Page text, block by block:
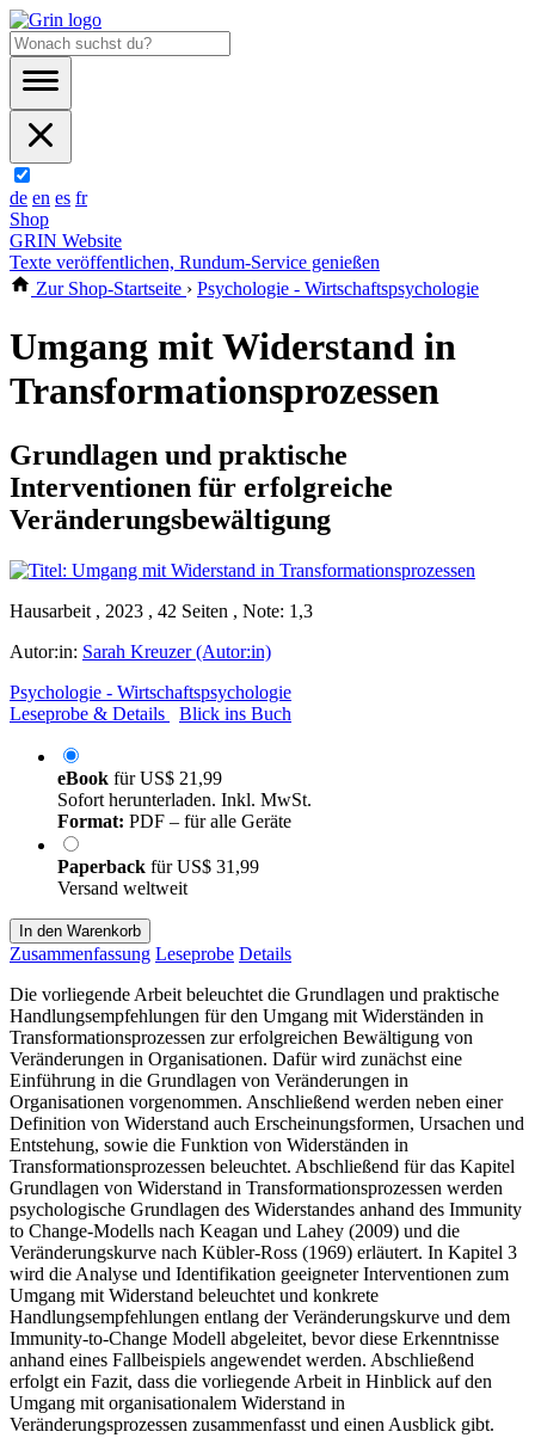
de en es fr
Shop
GRIN Website
Texte veröffentlichen, Rundum-Service genießen
Zur Shop-Startseite › Psychologie - Wirtschaftspsychologie
Umgang mit Widerstand in
Transformationsprozessen
Grundlagen und praktische
Interventionen für erfolgreiche
Veränderungsbewältigung
Hausarbeit , 2023 , 42 Seiten , Note: 1,3
Autor:in: Sarah Kreuzer (Autor:in)
Psychologie - Wirtschaftspsychologie
Leseprobe & Details
Blick ins Buch
eBook fürUS$ 21,99
Sofort herunterladen. Inkl. MwSt.
Format: PDF – für alle Geräte
Paperback fürUS$ 31,99
Versand weltweit
In den Warenkorb
Zusammenfassung Leseprobe Details
Die vorliegende Arbeit beleuchtet die Grundlagen und praktische
Handlungsempfehlungen für den Umgang mit Widerständen in
Transformationsprozessen zur erfolgreichen Bewältigung von
Veränderungen in Organisationen. Dafür wird zunächst eine
Einführung in die Grundlagen von Veränderungen in
Organisationen vorgenommen. Anschließend werden neben einer
Definition von Widerstand auch Erscheinungsformen, Ursachen und
Entstehung, sowie die Funktion von Widerständen in
Transformationsprozessen beleuchtet. Abschließend für das Kapitel
Grundlagen von Widerstand in Transformationsprozessen werden
psychologische Grundlagen des Widerstandes anhand des Immunity
to Change-Modells nach Keagan und Lahey (2009) und die
Veränderungskurve nach Kübler-Ross (1969) erläutert. In Kapitel 3
wird die Analyse und Identifikation geeigneter Interventionen zum
Umgang mit Widerstand beleuchtet und konkrete
Handlungsempfehlungen entlang der Veränderungskurve und dem
Immunity-to-Change Modell abgeleitet, bevor diese Erkenntnisse
anhand eines Fallbeispiels angewendet werden. Abschließend
erfolgt ein Fazit, dass die vorliegende Arbeit in Hinblick auf den
Umgang mit organisationalem Widerstand in
Veränderungsprozessen zusammenfasst und einen Ausblick gibt.